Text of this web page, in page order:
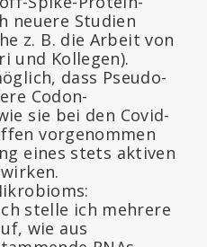
neuere Studien
z. B. die Arbeit von
und Kollegen).
dass Pseudo-
Codon-
sie bei den Covid-
vorgenommen
eines stets aktiven
stelle ich mehrere
wie aus